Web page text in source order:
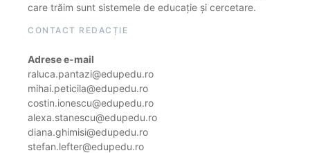
care trăim sunt sistemele de educație și cercetare.
CONTACT REDACȚIE
Adrese e-mail
raluca.pantazi@edupedu.ro
mihai.peticila@edupedu.ro
costin.ionescu@edupedu.ro
alexa.stanescu@edupedu.ro
diana.ghimisi@edupedu.ro
stefan.lefter@edupedu.ro